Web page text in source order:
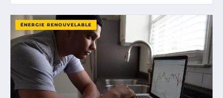
ÉNERGIE RENOUVELABLE